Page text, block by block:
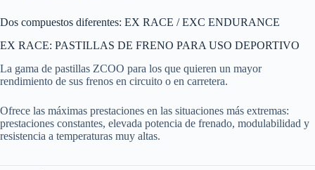
Dos compuestos diferentes: EX RACE / EXC ENDURANCE
EX RACE: PASTILLAS DE FRENO PARA USO DEPORTIVO
La gama de pastillas ZCOO para los que quieren un mayor
rendimiento de sus frenos en circuito o en carretera.
Ofrece las máximas prestaciones en las situaciones más extremas:
prestaciones constantes, elevada potencia de frenado, modulabilidad y
resistencia a temperaturas muy altas.